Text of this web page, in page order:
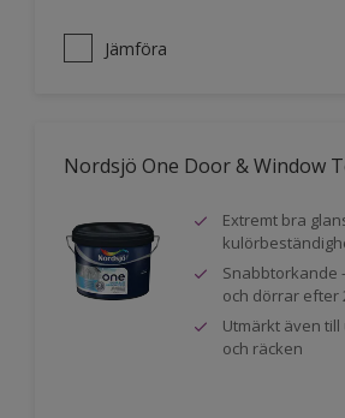
Jämföra
Nordsjö One Door & Window
Extremt bra
Snabbtorkande
och dörrar efter
Utmärkt även
och räcken